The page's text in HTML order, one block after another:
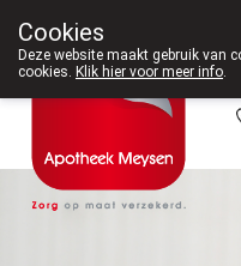
Cookies
Deze website maakt gebruik van
cookies. Klik hier voor meer info.